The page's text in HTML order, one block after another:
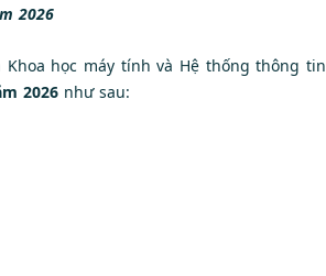
2026
Khoa học máy tính và Hệ thống thông tin
2026 như sau: